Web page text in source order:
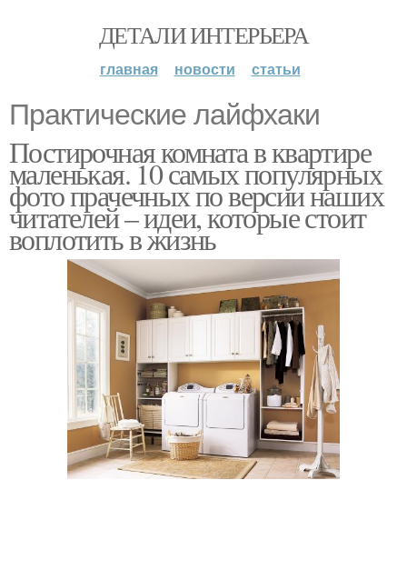
ДЕТАЛИ ИНТЕРЬЕРА
главная новости статьи
Практические лайфхаки
Постирочная комната в квартире
маленькая. 10 самых популярных
фото прачечных по версии наших
читателей – идеи, которые стоит
воплотить в жизнь